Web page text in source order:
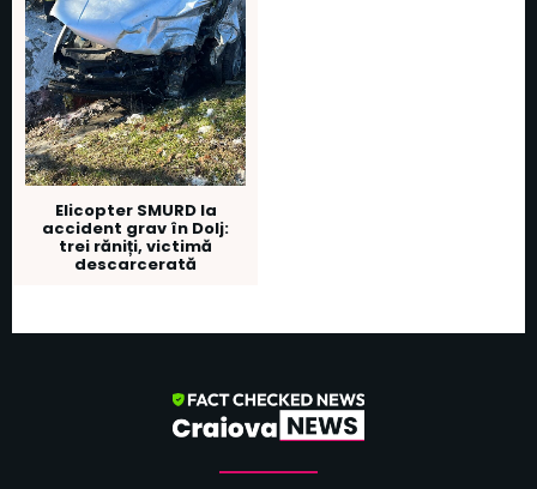
Elicopter SMURD la
accident grav în Dolj:
trei răniți, victimă
descarcerată